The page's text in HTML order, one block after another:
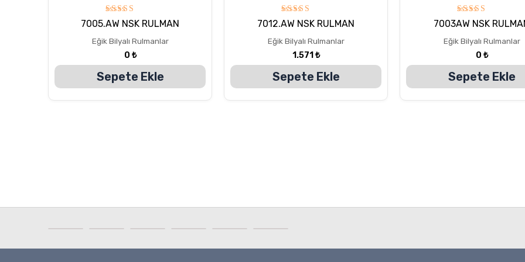
5
üzerinden
oy aldı
7005.AW NSK RULMAN
Eğik Bilyalı Rulmanlar
0 ₺
Sepete Ekle
5
üzerinden
oy aldı
7012.AW NSK RULMAN
Eğik Bilyalı Rulmanlar
1.571 ₺
Sepete Ekle
5
üzerinden
oy aldı
7003AW NSK
Eğik Bilyalı Rulmanlar
0 ₺
Sepete Ekle